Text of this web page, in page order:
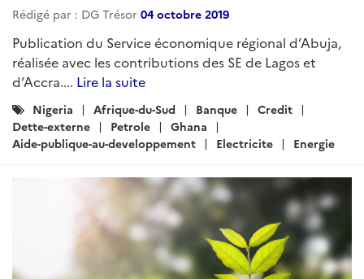
Rédigé par : DG Trésor 04 octobre 2019
Publication du Service économique régional d’Abuja,
réalisée avec les contributions des SE de Lagos et
d’Accra.... Lire la suite
Catégories
:
Nigeria Afrique-du-Sud Banque
Credit
Dette-externe
Petrole
Ghana
Aide-publique-au-developpement
Electricite Energie